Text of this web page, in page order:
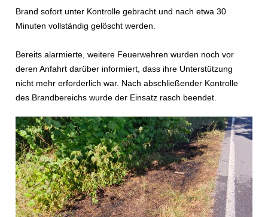
Brand sofort unter Kontrolle gebracht und nach etwa 30
Minuten vollständig gelöscht werden.
Bereits alarmierte, weitere Feuerwehren wurden noch vor
deren Anfahrt darüber informiert, dass ihre Unterstützung
nicht mehr erforderlich war. Nach abschließender Kontrolle
des Brandbereichs wurde der Einsatz rasch beendet.